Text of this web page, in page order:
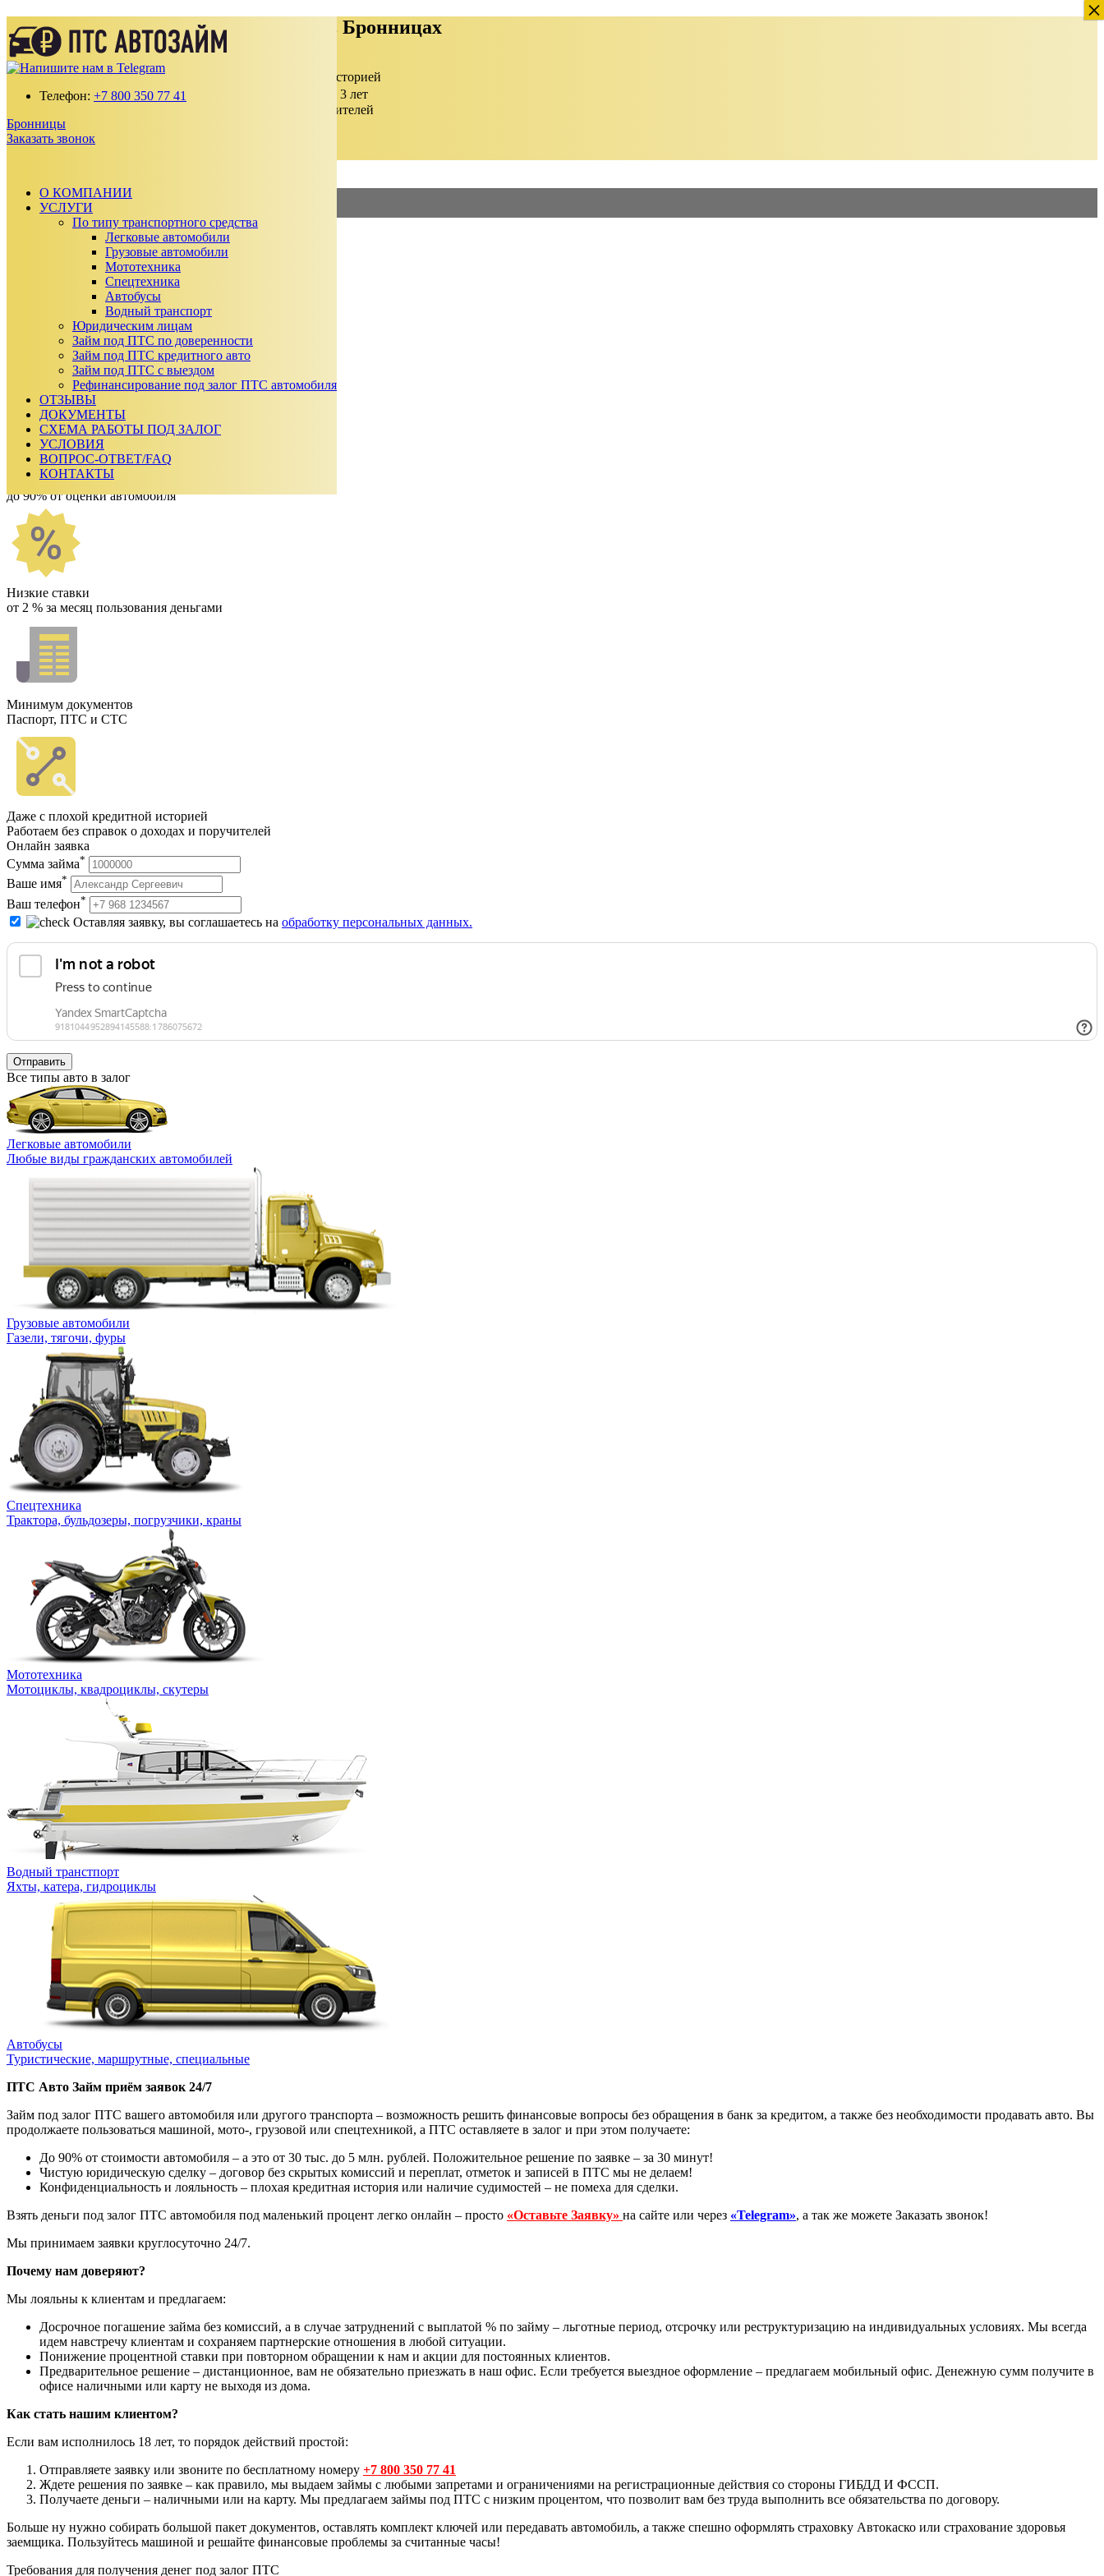
Телефон: +7 800 350 77 41
Бронницы
Заказать звонок
×
О КОМПАНИИ
УСЛУГИ
По типу транспортного средства
Легковые автомобили
Грузовые автомобили
Мототехника
Спецтехника
Автобусы
Водный транспорт
Юридическим лицам
Займ под ПТС по доверенности
Займ под ПТС кредитного авто
Займ под ПТС с выездом
Рефинансирование под залог ПТС автомобиля
ОТЗЫВЫ
ДОКУМЕНТЫ
СХЕМА РАБОТЫ ПОД ЗАЛОГ
УСЛОВИЯ
ВОПРОС-ОТВЕТ/FAQ
КОНТАКТЫ
Деньги под залог ПТС Автомобиля в Бронницах
Получите займ по ставке от 2% в месяц
100% одобрение даже с плохой кредитной историей
Выдаем от 30 000 до 15 000 000 ₽ на срок до 3 лет
Без подтверждения дохода, справок и поручителей
2%—Займ под ПТС
Займ под АВТО
Ежемесячный платеж:0₽
Сумма к возврату:0₽
Получить одобрение
Как мы работаем
Выдаём крупные займы
до 90% от оценки автомобиля
Низкие ставки
от 2 % за месяц пользования деньгами
Минимум документов
Паспорт, ПТС и СТС
Даже с плохой кредитной историей
Работаем без справок о доходах и поручителей
Онлайн заявка
Сумма займа*
Ваше имя*
Ваш телефон*
Оставляя заявку, вы соглашаетесь на обработку персональных данных.
Отправить
Все типы авто в залог
Легковые автомобили
Любые виды гражданских автомобилей
Грузовые автомобили
Газели, тягочи, фуры
Спецтехника
Трактора, бульдозеры, погрузчики, краны
Мототехника
Мотоциклы, квадроциклы, скутеры
Водный транстпорт
Яхты, катера, гидроциклы
Автобусы
Туристические, маршрутные, специальные
ПТС Авто Займ приём заявок 24/7
Займ под залог ПТС вашего автомобиля или другого транспорта – возможность решить финансовые вопросы без обращения в банк за кредитом, а также без необходимости продавать авто. Вы
продолжаете пользоваться машиной, мото-, грузовой или спецтехникой, а ПТС оставляете в залог и при этом получаете:
До 90% от стоимости автомобиля – а это от 30 тыс. до 5 млн. рублей. Положительное решение по заявке – за 30 минут!
Чистую юридическую сделку – договор без скрытых комиссий и переплат, отметок и записей в ПТС мы не делаем!
Конфиденциальность и лояльность – плохая кредитная история или наличие судимостей – не помеха для сделки.
Взять деньги под залог ПТС автомобиля под маленький процент легко онлайн – просто «Оставьте Заявку» на сайте или через «Telegram», а так же можете Заказать звонок!
Мы принимаем заявки круглосуточно 24/7.
Почему нам доверяют?
Мы лояльны к клиентам и предлагаем:
Досрочное погашение займа без комиссий, а в случае затруднений с выплатой % по займу – льготные период, отсрочку или реструктуризацию на индивидуальных условиях. Мы всегда
идем навстречу клиентам и сохраняем партнерские отношения в любой ситуации.
Понижение процентной ставки при повторном обращении к нам и акции для постоянных клиентов.
Предварительное решение – дистанционное, вам не обязательно приезжать в наш офис. Если требуется выездное оформление – предлагаем мобильный офис. Денежную сумм получите в
офисе наличными или карту не выходя из дома.
Как стать нашим клиентом?
Если вам исполнилось 18 лет, то порядок действий простой:
Отправляете заявку или звоните по бесплатному номеру +7 800 350 77 41
Ждете решения по заявке – как правило, мы выдаем займы с любыми запретами и ограничениями на регистрационные действия со стороны ГИБДД И ФССП.
Получаете деньги – наличными или на карту. Мы предлагаем займы под ПТС с низким процентом, что позволит вам без труда выполнить все обязательства по договору.
Больше ну нужно собирать большой пакет документов, оставлять комплект ключей или передавать автомобиль, а также спешно оформлять страховку Автокаско или страхование здоровья
заемщика. Пользуйтесь машиной и решайте финансовые проблемы за считанные часы!
Требования для получения денег под залог ПТС
×
×